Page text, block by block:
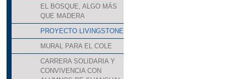
EL BOSQUE, ALGO MÁS
QUE MADERA
PROYECTO LIVINGSTONE
MURAL PARA EL COLE
CARRERA SOLIDARIA Y
CONVIVENCIA CON